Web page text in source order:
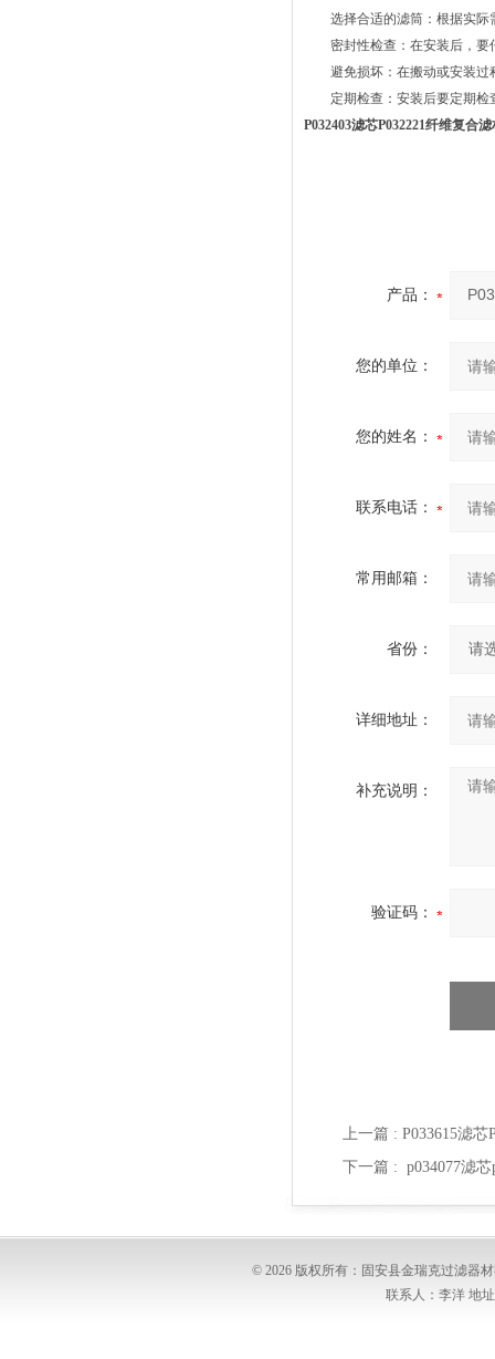
选择合适的滤筒：根据实际
密封性检查：在安装后，要
避免损坏：在搬动或安装过
定期检查：安装后要定期检
P032403滤芯P032221纤维复合
产品：
您的单位：
您的姓名：
联系电话：
常用邮箱：
省份：
详细地址：
补充说明：
验证码：
上一篇 : P033615滤
下一篇 : p034077滤
© 2026 版权所有：固安县金瑞克过滤器
联系人：李洋 地